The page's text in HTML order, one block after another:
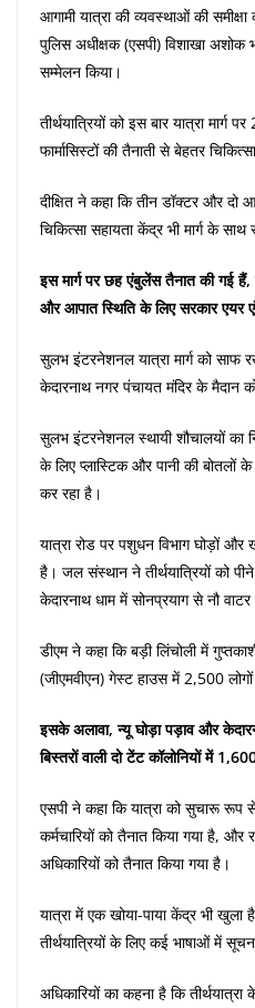
आगामी यात्रा की व्यवस्थाओं की
पुलिस अधीक्षक (एसपी) विशाखा
सम्मेलन किया।
तीर्थयात्रियों को इस बार यात्रा मार्ग
फार्मासिस्टों की तैनाती से बेहतर
दीक्षित ने कहा कि तीन डॉक्टर और
चिकित्सा सहायता केंद्र भी मार्ग के साथ
इस मार्ग पर छह एंबुलेंस तैनात की गई हैं,
और आपात स्थिति के लिए सरकार एयर
सुलभ इंटरनेशनल यात्रा मार्ग को साफ
केदारनाथ नगर पंचायत मंदिर के मैदान
सुलभ इंटरनेशनल स्थायी शौचालयों का
के लिए प्लास्टिक और पानी की बोतलों
कर रहा है।
यात्रा रोड पर पशुधन विभाग घोड़ों
है। जल संस्थान ने तीर्थयात्रियों को
केदारनाथ धाम में सोनप्रयाग से नौ वाटर
डीएम ने कहा कि बड़ी लिंचोली में
(जीएमवीएन) गेस्ट हाउस में 2,500 लोगों
इसके अलावा, न्यू घोड़ा पड़ाव और
बिस्तरों वाली दो टेंट कॉलोनियों में
एसपी ने कहा कि यात्रा को सुचारू
कर्मचारियों को तैनात किया गया है,
अधिकारियों को तैनात किया गया है।
यात्रा में एक खोया-पाया केंद्र भी खुला
तीर्थयात्रियों के लिए कई भाषाओं में
अधिकारियों का कहना है कि